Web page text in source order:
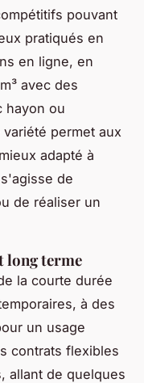
pouvant
pratiqués en
en ligne, en
avec des
hayon ou
permet aux
adapté à
de
de réaliser un
long terme
la courte durée
à des
un usage
contrats flexibles
allant de quelques